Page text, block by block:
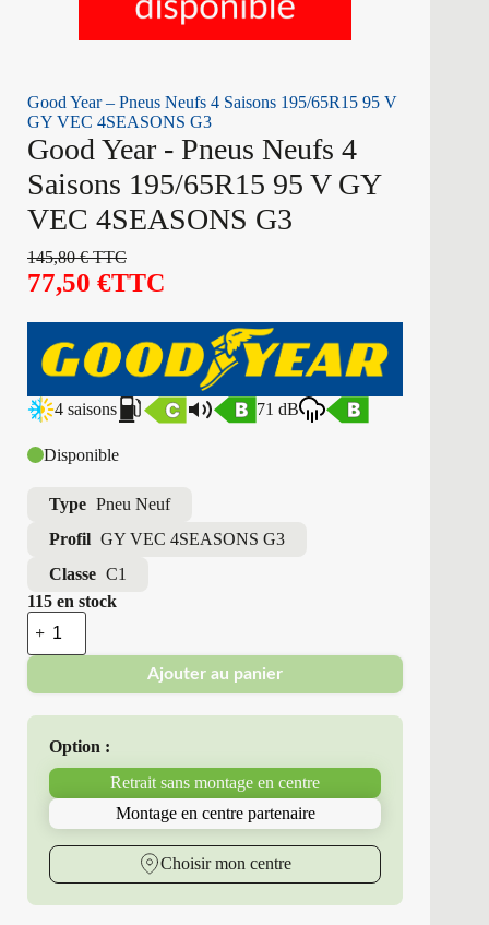
Good Year – Pneus Neufs 4 Saisons 195/65R15 95 V
GY VEC 4SEASONS G3
Good Year - Pneus Neufs 4
Saisons 195/65R15 95 V GY
VEC 4SEASONS G3
145,80€TTC
77,50 €TTC
4 saisons 71 dB
Disponible
Type Pneu Neuf
Profil GY VEC 4SEASONS G3
Classe C1
115 en stock
quantité
de
Good
-
Pneus
Saisons
4SEASONS
G3
Ajouter au panier
Option :
Retrait sans montage en centre
Montage en centre partenaire
Choisir mon centre